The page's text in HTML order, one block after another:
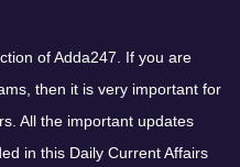
of Adda247. If you are
then it is very important for
All the important updates
in this Daily Current Affairs